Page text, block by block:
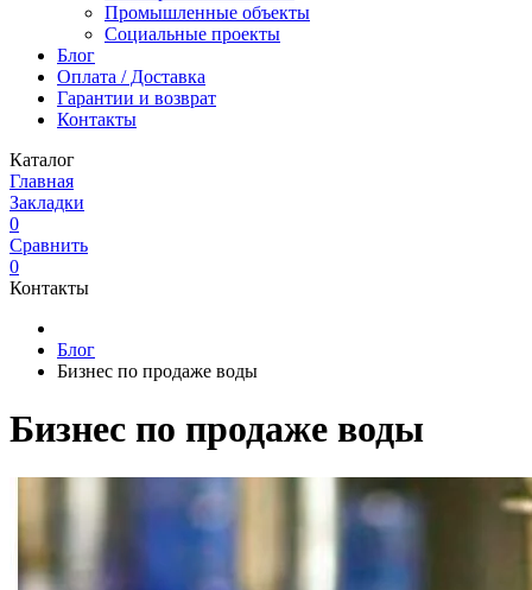
Промышленные объекты
Социальные проекты
Блог
Оплата / Доставка
Гарантии и возврат
Контакты
Каталог
Главная
Закладки
0
Сравнить
0
Контакты
Блог
Бизнес по продаже воды
Бизнес по продаже воды